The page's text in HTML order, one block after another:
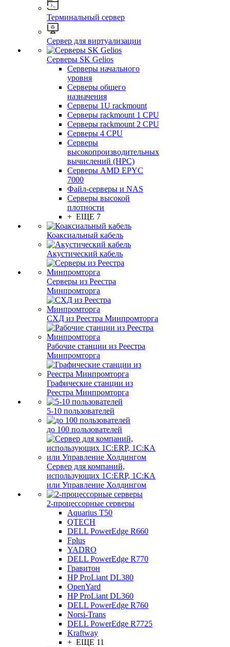
Терминальный сервер
Сервер для виртуализации
Серверы SK Gelios
Серверы начального
уровня
Серверы общего
назначения
Серверы 1U rackmount
Серверы rackmount 1 CPU
Серверы rackmount 2 CPU
Серверы 4 CPU
Серверы
высокопроизводительных
вычислений (HPC)
Серверы AMD EPYC
7000
Файл-серверы и NAS
Серверы высокой
плотности
+ ЕЩЕ 7
Коаксиальный кабель
Акустический кабель
Серверы из Реестра
Минпромторга
СХД из Реестра Минпромторга
Рабочие станции из Реестра
Минпромторга
Графические станции из
Реестра Минпромторга
5-10 пользователей
до 100 пользователей
Сервер для компаний,
использующих 1C:ERP, 1С:КА
или Управление Холдингом
2-процессорные серверы
Aquarius T50
QTECH
DELL PowerEdge R660
Fplus
YADRO
DELL PowerEdge R770
Гравитон
HP ProLiant DL380
OpenYard
HP ProLiant DL360
DELL PowerEdge R760
Norsi-Trans
DELL PowerEdge R7725
Kraftway
+ ЕЩЕ 11